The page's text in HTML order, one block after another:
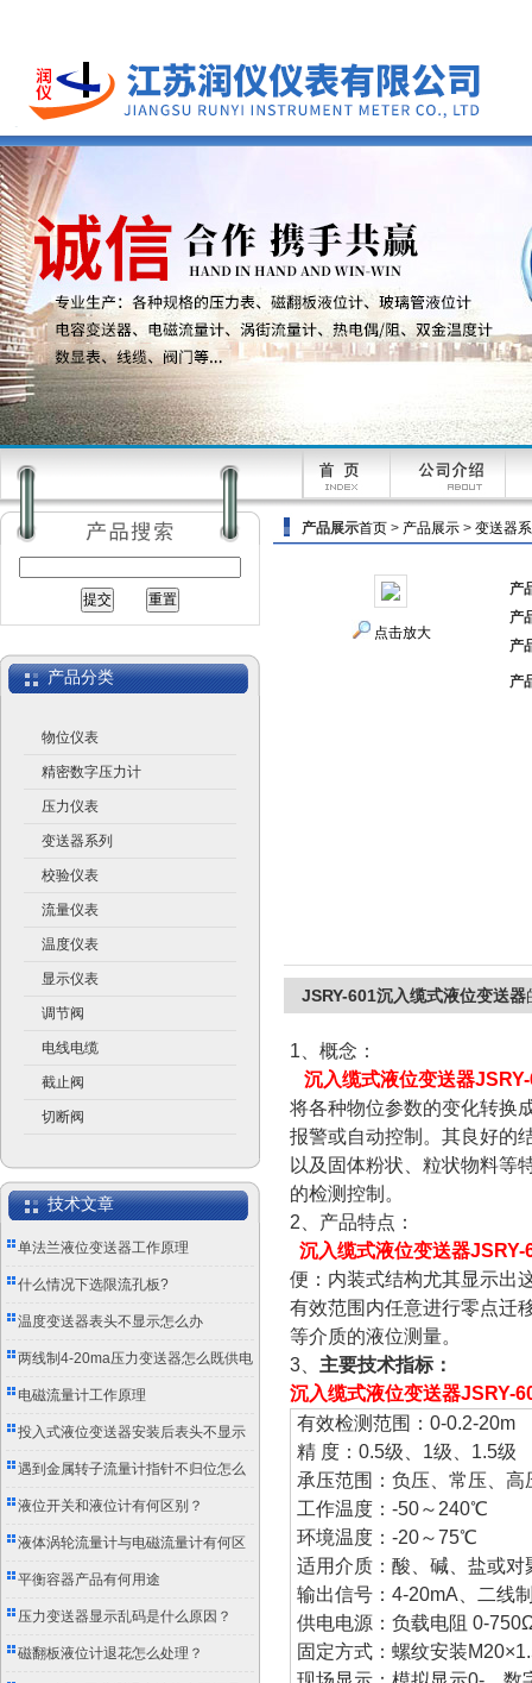
产品分类
物位仪表
精密数字压力计
压力仪表
变送器系列
校验仪表
流量仪表
温度仪表
显示仪表
调节阀
电线电缆
截止阀
切断阀
技术文章
单法兰液位变送器工作原理
什么情况下选限流孔板?
温度变送器表头不显示怎么办
两线制4-20ma压力变送器怎么既供电
又传信号？
电磁流量计工作原理
投入式液位变送器安装后表头不显示
怎么办？
遇到金属转子流量计指针不归位怎么
办？
液位开关和液位计有何区别？
液体涡轮流量计与电磁流量计有何区
别？
平衡容器产品有何用途
压力变送器显示乱码是什么原因？
磁翻板液位计退花怎么处理？
产品展示首页 > 产品展示 > 变送器
点击放大
产
产
产
产
JSRY-601沉入缆式液位变送器
1、概念：
沉入缆式液位变送器
将各种物位参数的变化转换
报警或自动控制。其良好的
以及固体粉状、粒状物料等
的检测控制。
2、产品特点：
沉入缆式液位变送器JSRY-
便：内装式结构尤其显示出
有效范围内任意进行零点迁
等介质的液位测量。
3、 主要技术指标：
沉入缆式液位变送器JSRY-
有效检测范围：0-0.2-20m
精 度：0.5级、1级、1.5级
承压范围：负压、常压、
工作温度：-50～240℃
环境温度：-20～75℃
适用介质：酸、碱、盐或
输出信号：4-20mA、二线
供电电源：负载电阻 0-
固定方式：螺纹安装